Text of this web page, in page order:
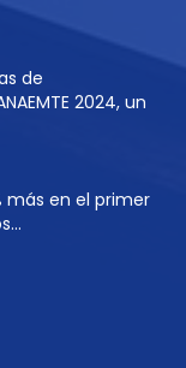
de
2024, un
más en el primer